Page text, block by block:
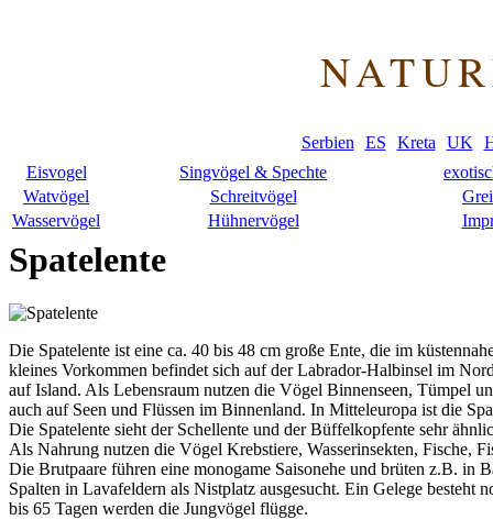
Serbien ES Kreta UK
Eisvogel
Singvögel & Spechte
Watvögel
Schreitvögel
Wasservögel
Hühnervögel
Spatelente
Die Spatelente ist eine ca. 40 bis 48 cm große Ente, die im
kleines Vorkommen befindet sich auf der Labrador-Halbinsel im
auf Island. Als Lebensraum nutzen die Vögel Binnenseen, Tümpel
auch auf Seen und Flüssen im Binnenland. In Mitteleuropa ist die
Die Spatelente sieht der Schellente und der Büffelkopfente sehr
Als Nahrung nutzen die Vögel Krebstiere, Wasserinsekten, Fische,
Die Brutpaare führen eine monogame Saisonehe und brüten z.B. in
Spalten in Lavafeldern als Nistplatz ausgesucht. Ein Gelege besteht
bis 65 Tagen werden die Jungvögel flügge.